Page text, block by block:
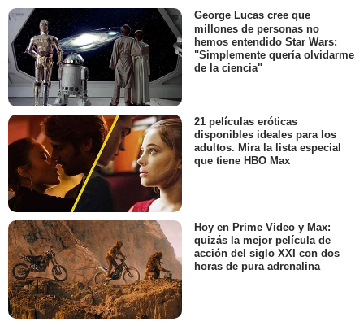
George Lucas cree que
millones de personas no
hemos entendido Star Wars:
"Simplemente quería olvidarme
de la ciencia"
21 películas eróticas
disponibles ideales para los
adultos. Mira la lista especial
que tiene HBO Max
Hoy en Prime Video y Max:
quizás la mejor película de
acción del siglo XXI con dos
horas de pura adrenalina